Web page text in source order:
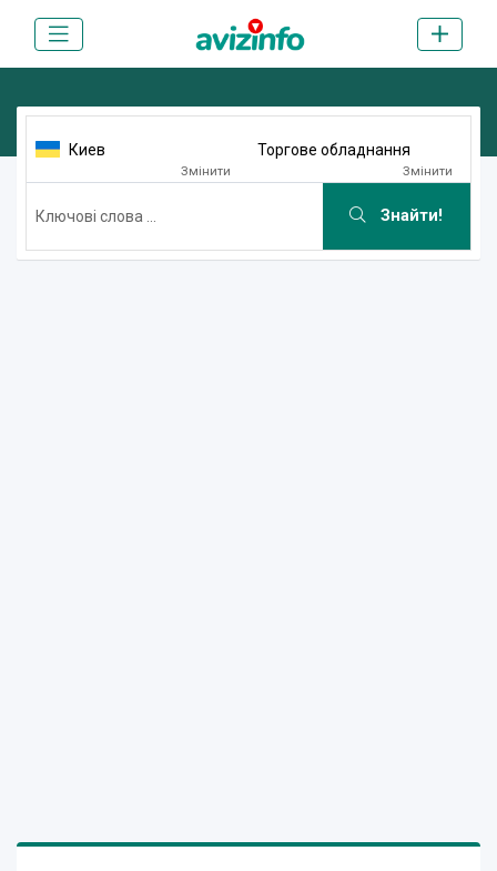
Киев
Змінити
Торгове обладнання
Змінити
Знайти!